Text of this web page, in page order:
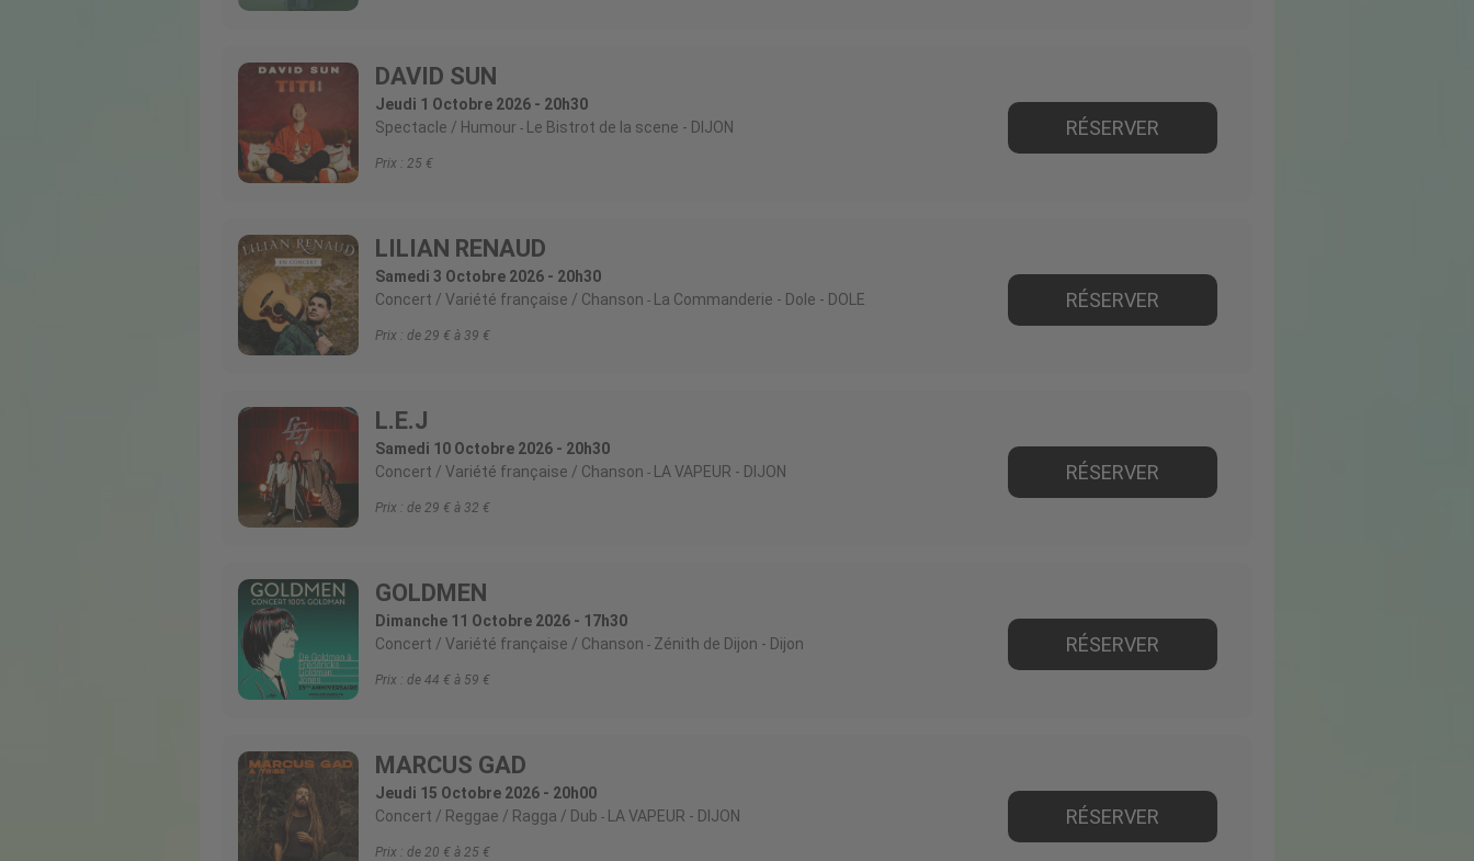
DAVID SUN
Jeudi 1 Octobre 2026 - 20h30
Spectacle
Humour Le Bistrot de la scene - DIJON
Prix : 25
RÉSERVER
LILIAN RENAUD
Samedi 3 Octobre 2026 - 20h30
Concert
Variété française / Chanson La Commanderie - Dole - DOLE
Prix : de 29 € à 39
RÉSERVER
L.E.J
Samedi 10 Octobre 2026 - 20h30
Concert
Variété française / Chanson LA VAPEUR - DIJON
Prix : de 29 € à 32
RÉSERVER
GOLDMEN
Dimanche 11 Octobre 2026 - 17h30
Concert
Variété française / Chanson Zénith de Dijon - Dijon
Prix : de 44 € à 59
RÉSERVER
MARCUS GAD
Jeudi 15 Octobre 2026 - 20h00
Concert
Reggae / Ragga / Dub LA VAPEUR - DIJON
Prix : de 20 € à 25
RÉSERVER